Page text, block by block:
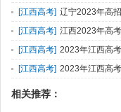
[江西高考] 辽宁2023年高
[江西高考] 江西2023年高
[江西高考] 2023年江西高
[江西高考] 2023年江西高
相关推荐：